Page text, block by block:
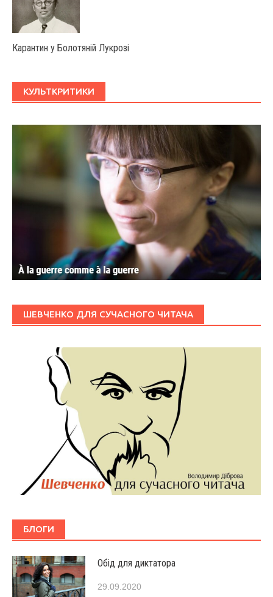
Карантин у Болотяній Лукрозі
КУЛЬТКРИТИКИ
ШЕВЧЕНКО ДЛЯ СУЧАСНОГО ЧИТАЧА
БЛОГИ
Обід для диктатора
29.09.2020